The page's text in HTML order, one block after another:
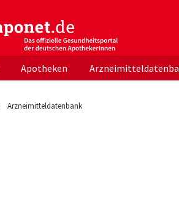
Das offizielle Gesundheitsportal der
Apotheken
Arzneimitteldatenbank